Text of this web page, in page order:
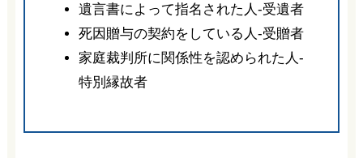
遺言書によって指名された人-受遺者
死因贈与の契約をしている人-受贈者
家庭裁判所に関係性を認められた人-
特別縁故者